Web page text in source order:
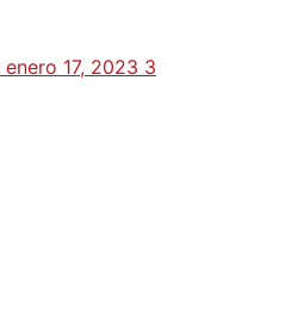
enero 17, 2023 3